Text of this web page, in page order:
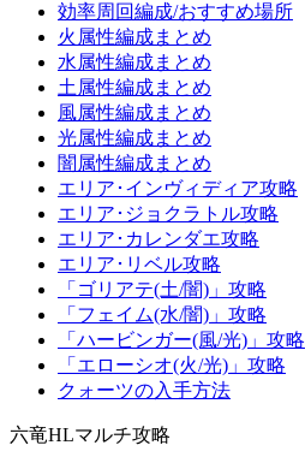
効率周回編成/おすすめ場所
火属性編成まとめ
水属性編成まとめ
土属性編成まとめ
風属性編成まとめ
光属性編成まとめ
闇属性編成まとめ
エリア･インヴィディア攻略
エリア･ジョクラトル攻略
エリア･カレンダエ攻略
エリア･リベル攻略
「ゴリアテ(土/闇)」攻略
「フェイム(水/闇)」攻略
「ハービンガー(風/光)」攻略
「エローシオ(火/光)」攻略
クォーツの入手方法
六竜HLマルチ攻略